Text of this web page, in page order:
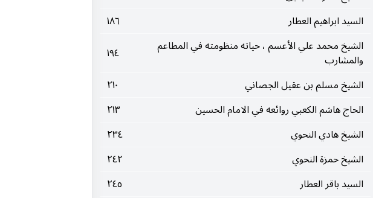
السيد ابراهيم العطار
١٨٦
الشيخ محمد علي الأعسم ، حياته منظومته في المطاعم
والمشارب
١٩٤
الشيخ مسلم بن عقيل الجصاني
٢١٠
الحاج هاشم الكعبي روائعه في الامام الحسين
٢١٣
الشيخ هادي النحوي
٢٣٤
الشيخ حمزة النحوي
٢٤٢
السيد باقر العطار
٢٤٥